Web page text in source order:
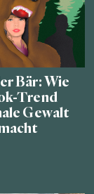
Bär: Wie
Trend
Gewalt